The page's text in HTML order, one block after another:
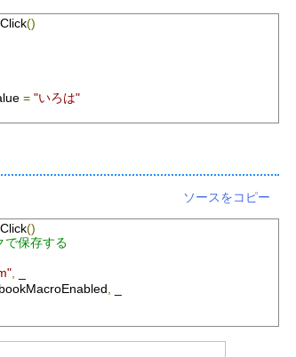
()
= "いろは"
ソースをコピー
()
で保存する